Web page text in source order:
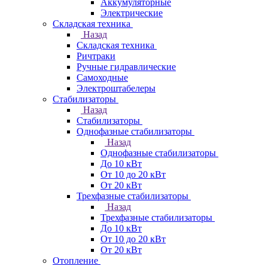
Аккумуляторные
Электрические
Складская техника
Назад
Складская техника
Ричтраки
Ручные гидравлические
Самоходные
Электроштабелеры
Стабилизаторы
Назад
Стабилизаторы
Однофазные стабилизаторы
Назад
Однофазные стабилизаторы
До 10 кВт
От 10 до 20 кВт
От 20 кВт
Трехфазные стабилизаторы
Назад
Трехфазные стабилизаторы
До 10 кВт
От 10 до 20 кВт
От 20 кВт
Отопление